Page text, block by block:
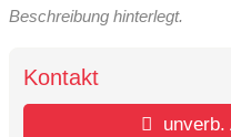
Beschreibung hinterlegt.
Kontakt
unverb.